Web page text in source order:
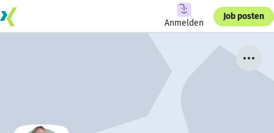
Anmelden
Job posten